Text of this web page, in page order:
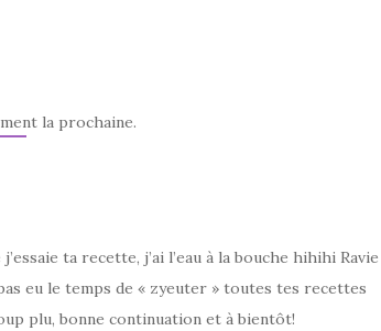
la prochaine.
ta recette, j’ai l’eau à la bouche hihihi Ravie
eu le temps de « zyeuter » toutes tes recettes
plu, bonne continuation et à bientôt!